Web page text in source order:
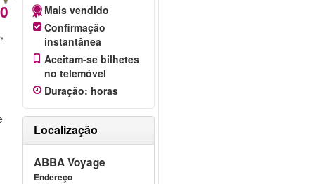
Mais vendido
Confirmação
instantânea
Aceitam-se bilhetes
no telemóvel
Duração: horas
Localização
ABBA Voyage
Endereço